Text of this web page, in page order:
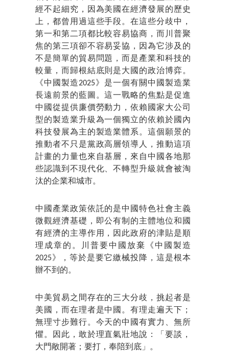
經不起細究，因為美國在經濟發展的歷史
上，都曾用過這些手段。在這些分歧中，
第一和第二項都比較容易協商，而川普聚
焦的第三項卻不容易妥協，因為它涉及的
不是簡單的貿易問題，而是產業和科技的
較量，而歸根結底則是大國的政治博弈。
《中國製造2025》是一個有關中國製造業
長遠前景的藍圖。這一戰略的焦點是促進
中國從提供廉價勞動力，依賴國家大公司
型的製造業升級為一個獨立的依賴於國內
科技發展為主的製造業體系。這個願景的
推動者不只是黨政高層領導人，推動這項
計畫的力量也來自基層，來自中國各地那
些認識到不現代化、不轉型升級就會被淘
汰的企業和城市。
中國產業政策依託的是中國特色社會主義
微觀經濟基礎，即公有制的主體地位和國
有經濟的主導作用，因此政府的津貼是順
理成章的。川普要中國放棄《中國製造
2025》，等於是要它繳械投降，這是根本
辦不到的。
中美貿易之間存在的三大分歧，挑起者是
美國，而在理者是中國。有理走遍天下；
無理寸步難行。今天的中國有實力、無所
懼。因此，敢於理直氣壯地說：「要談，
大門敞開著；要打，奉陪到底」。